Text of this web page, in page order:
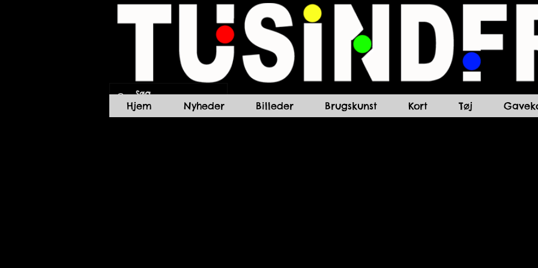
Hjem Nyheder Billeder Brugskunst Kort Tøj